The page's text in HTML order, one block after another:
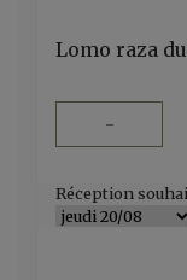
Lomo raza
-
Réception